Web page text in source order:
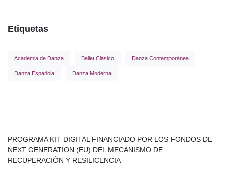
Etiquetas
Academia de Danza Ballet Clásico Danza Contemporánea
Danza Española Danza Moderna
PROGRAMA KIT DIGITAL FINANCIADO POR LOS FONDOS DE
NEXT GENERATION (EU) DEL MECANISMO DE
RECUPERACIÓN Y RESILICENCIA